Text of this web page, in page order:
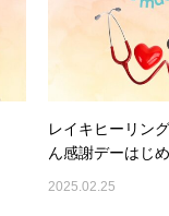
レイキヒーリン
ん感謝デーはじめ
2025.02.25